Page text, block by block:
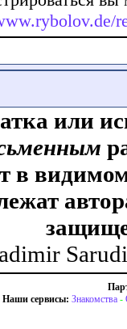
или
в
Наши сервисы: Знакомства -